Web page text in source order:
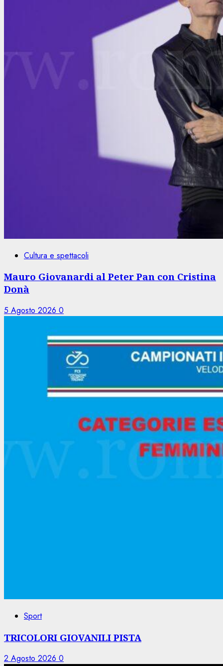
Cultura e spettacoli
Mauro Giovanardi al Peter Pan con Cristina
Donà
5 Agosto 2026 0
Sport
TRICOLORI GIOVANILI PISTA
2 Agosto 2026 0